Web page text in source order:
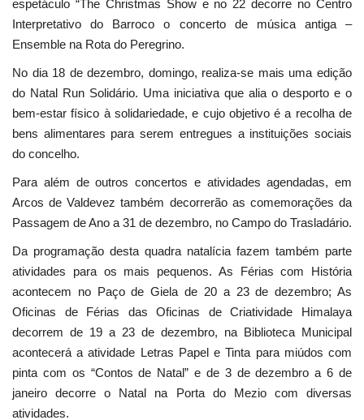
espetáculo “The Christmas Show e no 22 decorre no Centro
Interpretativo do Barroco o concerto de música antiga –
Ensemble na Rota do Peregrino.
No dia 18 de dezembro, domingo, realiza-se mais uma edição
do Natal Run Solidário. Uma iniciativa que alia o desporto e o
bem-estar físico à solidariedade, e cujo objetivo é a recolha de
bens alimentares para serem entregues a instituições sociais
do concelho.
Para além de outros concertos e atividades agendadas, em
Arcos de Valdevez também decorrerão as comemorações da
Passagem de Ano a 31 de dezembro, no Campo do Trasladário.
Da programação desta quadra natalícia fazem também parte
atividades para os mais pequenos. As Férias com História
acontecem no Paço de Giela de 20 a 23 de dezembro; As
Oficinas de Férias das Oficinas de Criatividade Himalaya
decorrem de 19 a 23 de dezembro, na Biblioteca Municipal
acontecerá a atividade Letras Papel e Tinta para miúdos com
pinta com os “Contos de Natal” e de 3 de dezembro a 6 de
janeiro decorre o Natal na Porta do Mezio com diversas
atividades.